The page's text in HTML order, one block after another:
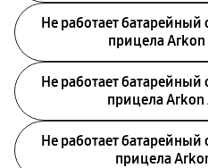
Не работает батарейный
прицела Arkon
Не работает батарейный
прицела Arkon
Не работает батарейный
прицела